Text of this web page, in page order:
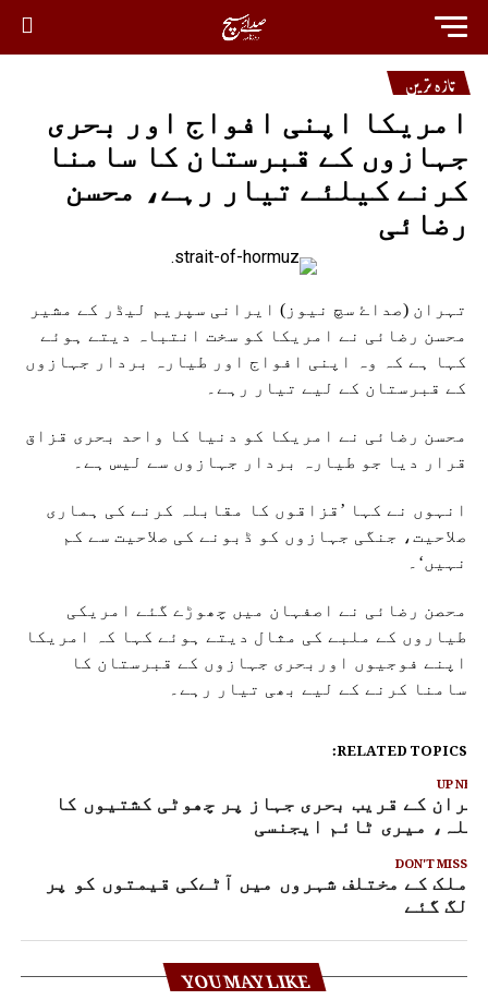
تازہ ترین
امریکا اپنی افواج اور بحری
جہازوں کے قبرستان کا سامنا
کرنے کیلئے تیار رہے، محسن
رضائی
تہران (صداۓ سچ نیوز) ایرانی سپریم لیڈر کے مشیر
محسن رضائی نے امریکا کو سخت انتباہ دیتے ہوئے
کہا ہے کہ وہ اپنی افواج اور طیارہ بردار جہازوں
کے قبرستان کے لیے تیار رہے۔
محسن رضائی نے امریکا کو دنیا کا واحد بحری قزاق
قرار دیا جو طیارہ بردار جہازوں سے لیس ہے۔
انہوں نے کہا ’قزاقوں کا مقابلہ کرنے کی ہماری
صلاحیت، جنگی جہازوں کو ڈبونے کی صلاحیت سے کم
نہیں‘۔
محصن رضائی نے اصفہان میں چھوڑے گئے امریکی
طیاروں کے ملبے کی مثال دیتے ہوئے کہا کہ امریکا
اپنے فوجیوں اوربحری جہازوں کے قبرستان کا
سامنا کرنے کے لیے بھی تیار رہے۔
RELATED TOPICS:
UP
کے قریب بحری جہاز پر چھوٹی کشتیوں کا
میری ٹائم ایجنسی
DON'T MISS
ملک کے مختلف شہروں میں آٹےکی قیمتوں کو پر
لگ گئے
YOU MAY LIKE